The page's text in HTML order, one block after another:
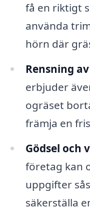
få en riktigt
använda
hörn där
Rensning
erbjuder
ogräset
främja en
Gödsel och
företag kan
uppgifter
säkerställa